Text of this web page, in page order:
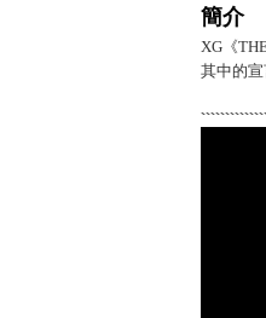
簡介
XG《
其中的